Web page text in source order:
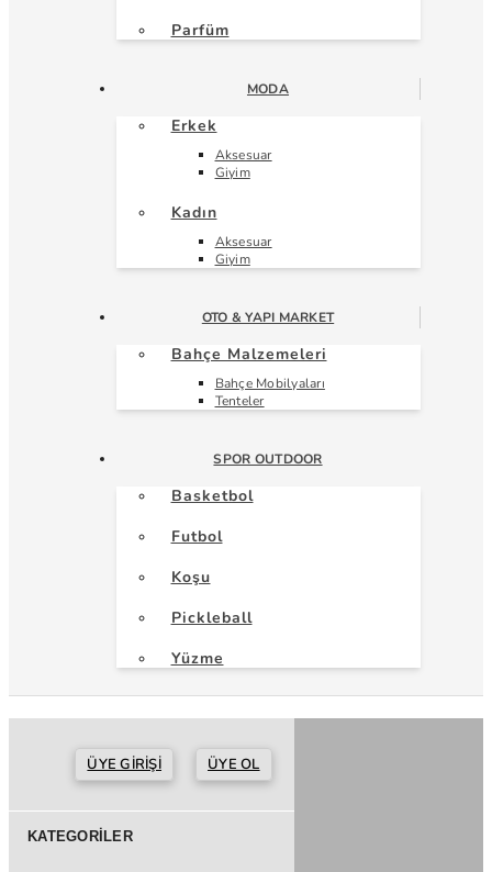
Parfüm
MODA
Erkek
Aksesuar
Giyim
Kadın
Aksesuar
Giyim
OTO & YAPI MARKET
Bahçe Malzemeleri
Bahçe Mobilyaları
Tenteler
SPOR OUTDOOR
Basketbol
Futbol
Koşu
Pickleball
Yüzme
ÜYE GIRIŞI ÜYE OL
KATEGORILER